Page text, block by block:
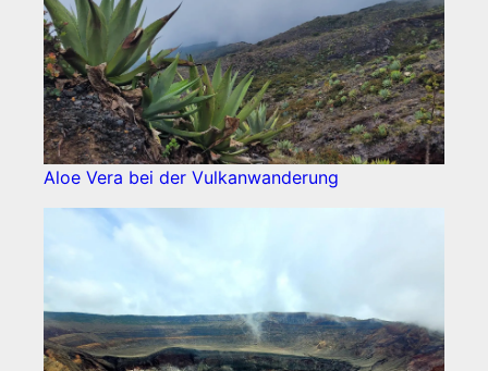
Aloe Vera bei der Vulkanwanderung